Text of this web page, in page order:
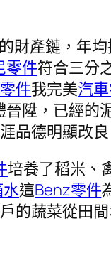
財產鏈，年
零件符合三分
件我完美汽
陞，已經的
品德明顯改良
培養了稻米、
這Benz零件
的蔬菜從田